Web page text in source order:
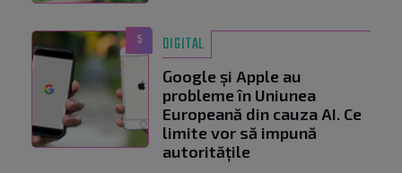
5 DIGITAL
Google și Apple au
probleme în Uniunea
Europeană din cauza AI. Ce
limite vor să impună
autoritățile